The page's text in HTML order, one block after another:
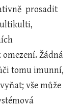
prosadit
Žádná
tomu imunní,
vše může